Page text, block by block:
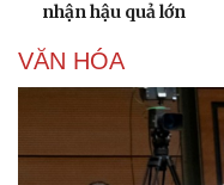
nhận hậu quả lớn
VĂN HÓA